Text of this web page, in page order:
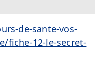
de-sante-vos-
fiche-12-le-secret-